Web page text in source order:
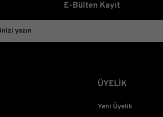
E-Bülten Kayıt
ÜYELİK
Yeni Üyelik